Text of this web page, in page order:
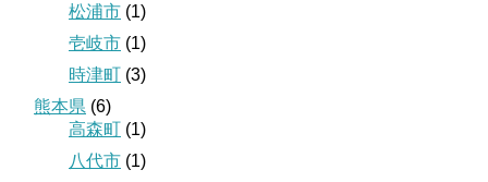
松浦市 (1)
壱岐市 (1)
時津町 (3)
熊本県 (6)
高森町 (1)
八代市 (1)